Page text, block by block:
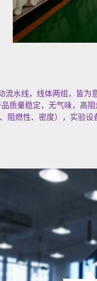
流水线，线体两组，皆为
质量稳定，无气味，高
阻燃性、密度），实验